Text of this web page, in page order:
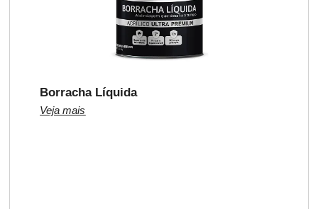
Borracha Líquida
Veja mais